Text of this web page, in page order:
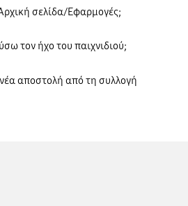
σελίδα/Εφαρμογές;
τον ήχο του παιχνιδιού;
νέα αποστολή από τη συλλογή